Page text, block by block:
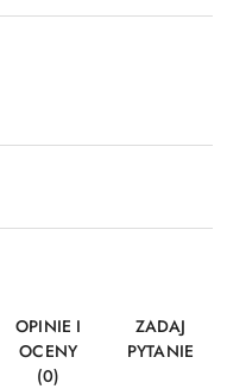
OPINIE I
OCENY
(0)
ZADAJ
PYTANIE